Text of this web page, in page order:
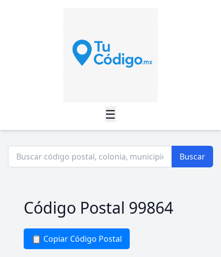
☰
Buscar
Código Postal 99864
📋 Copiar Código Postal